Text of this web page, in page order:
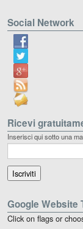
Social Network
Ricevi
Inserisci qui sotto una
Google Website
Click on flags or